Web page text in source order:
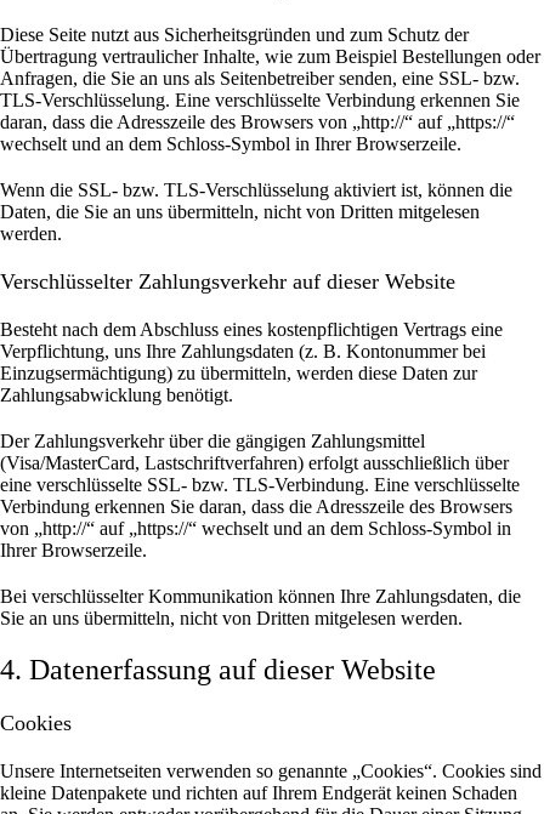
Diese Seite nutzt aus Sicherheitsgründen und zum Schutz der
Übertragung vertraulicher Inhalte, wie zum Beispiel Bestellungen oder
Anfragen, die Sie an uns als Seitenbetreiber senden, eine SSL- bzw.
TLS-Verschlüsselung. Eine verschlüsselte Verbindung erkennen Sie
daran, dass die Adresszeile des Browsers von „http://“ auf „https://“
wechselt und an dem Schloss-Symbol in Ihrer Browserzeile.
Wenn die SSL- bzw. TLS-Verschlüsselung aktiviert ist, können die
Daten, die Sie an uns übermitteln, nicht von Dritten mitgelesen
werden.
Verschlüsselter Zahlungsverkehr auf dieser Website
Besteht nach dem Abschluss eines kostenpflichtigen Vertrags eine
Verpflichtung, uns Ihre Zahlungsdaten (z. B. Kontonummer bei
Einzugsermächtigung) zu übermitteln, werden diese Daten zur
Zahlungsabwicklung benötigt.
Der Zahlungsverkehr über die gängigen Zahlungsmittel
(Visa/MasterCard, Lastschriftverfahren) erfolgt ausschließlich über
eine verschlüsselte SSL- bzw. TLS-Verbindung. Eine verschlüsselte
Verbindung erkennen Sie daran, dass die Adresszeile des Browsers
von „http://“ auf „https://“ wechselt und an dem Schloss-Symbol in
Ihrer Browserzeile.
Bei verschlüsselter Kommunikation können Ihre Zahlungsdaten, die
Sie an uns übermitteln, nicht von Dritten mitgelesen werden.
4. Datenerfassung auf dieser Website
Cookies
Unsere Internetseiten verwenden so genannte „Cookies“. Cookies sind
kleine Datenpakete und richten auf Ihrem Endgerät keinen Schaden